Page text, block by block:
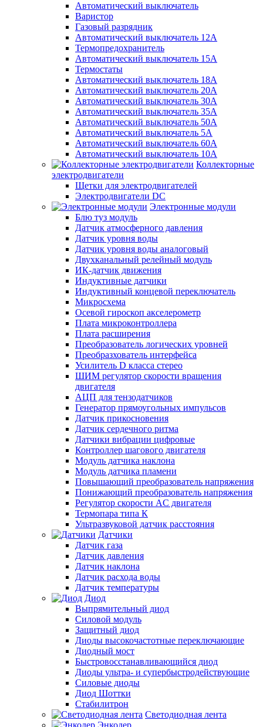
Автоматический выключатель
Варистор
Газовый разрядник
Автоматический выключатель 12А
Термопредохранитель
Автоматический выключатель 15А
Термостаты
Автоматический выключатель 18А
Автоматический выключатель 20А
Автоматический выключатель 30А
Автоматический выключатель 35А
Автоматический выключатель 50А
Автоматический выключатель 5А
Автоматический выключатель 60А
Автоматический выключатель 10А
Коллекторные
электродвигатели
Щетки для электродвигателей
Электродвигатели DC
Электронные модули
Блю туз модуль
Датчик атмосферного давления
Датчик уровня воды
Датчик уровня воды аналоговый
Двухканальный релейный модуль
ИК-датчик движения
Индуктивные датчики
Индуктивный концевой переключатель
Микросхема
Осевой гироскоп акселерометр
Плата микроконтроллера
Плата расширения
Преобразователь логических уровней
Преобразхователь интерфейса
Усилитель D класса стерео
ШИМ регулятор скорости вращения
двигателя
АЦП для тензодатчиков
Генератор прямоугольных импульсов
Датчик прикосновения
Датчик сердечного ритма
Датчики вибрации цифровые
Контроллер шагового двигателя
Модуль датчика наклона
Модуль датчика пламени
Повышающий преобразователь напряжения
Понижающий преобразователь напряжения
Регулятор скорости AC двигателя
Термопара типа К
Ультразвуковой датчик расстояния
Датчики
Датчик газа
Датчик давления
Датчик наклона
Датчик расхода воды
Датчик температуры
Диод
Выпрямительный диод
Силовой модуль
Защитный диод
Диоды высокочастотные переключающие
Диодный мост
Быстровосстанавливающийся диод
Диоды ультра- и супербыстродействующие
Силовые диоды
Диод Шоттки
Стабилитрон
Светодиодная лента
Энкодер